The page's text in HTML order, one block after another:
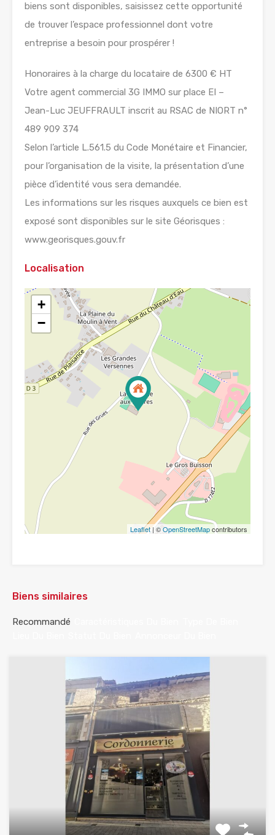
biens sont disponibles, saisissez cette opportunité
de trouver l’espace professionnel dont votre
entreprise a besoin pour prospérer !
Honoraires à la charge du locataire de 6300 € HT
Votre agent commercial 3G IMMO sur place EI –
Jean-Luc JEUFFRAULT inscrit au RSAC de NIORT n°
489 909 374
Selon l’article L.561.5 du Code Monétaire et Financier,
pour l’organisation de la visite, la présentation d’une
pièce d’identité vous sera demandée.
Les informations sur les risques auxquels ce bien est
exposé sont disponibles sur le site Géorisques :
www.georisques.gouv.fr
Localisation
+
−
Leaflet| ©OpenStreetMapcontributors
Biens similaires
Recommandé